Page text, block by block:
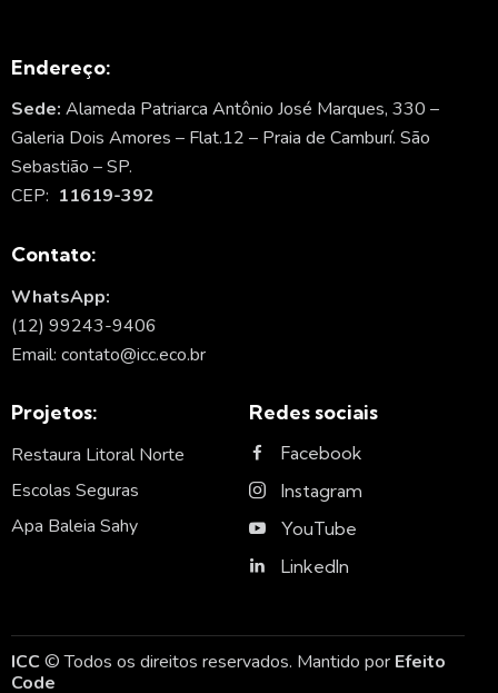
Endereço:
Sede: Alameda Patriarca Antônio José Marques, 330 –
Galeria Dois Amores – Flat.12 – Praia de Camburí. São
Sebastião – SP.
CEP: 11619-392
Contato:
WhatsApp:
(12) 99243-9406
Email: contato@icc.eco.br
Projetos:
Restaura Litoral Norte
Escolas Seguras
Apa Baleia Sahy
Redes sociais
Facebook
Instagram
YouTube
LinkedIn
ICC© Todos os direitos reservados. Mantido por Efeito
Code